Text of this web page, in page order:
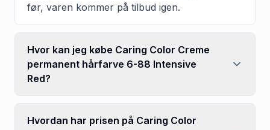
før, varen kommer på tilbud igen.
Hvor kan jeg købe Caring Color Creme
permanent hårfarve 6-88 Intensive
Red?
Hvordan har prisen på Caring Color